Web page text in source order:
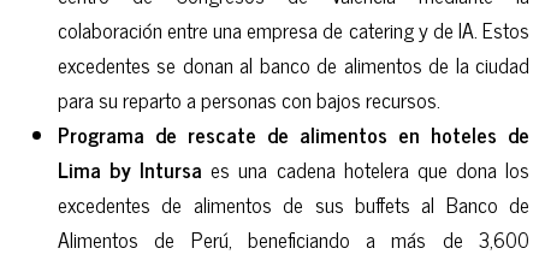
colaboración entre una empresa de catering y de IA. Estos
excedentes se donan al banco de alimentos de la ciudad
para su reparto a personas con bajos recursos.
Programa de rescate de alimentos en hoteles de
Lima by Intursa es una cadena hotelera que dona los
excedentes de alimentos de sus buffets al Banco de
Alimentos de Perú, beneficiando a más de 3,600